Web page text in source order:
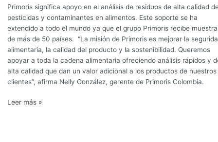
Primoris significa apoyo en el análisis de residuos de alta calidad
pesticidas y contaminantes en alimentos. Este soporte se ha
extendido a todo el mundo ya que el grupo Primoris recibe
de más de 50 países. “La misión de Primoris es mejorar la
alimentaria, la calidad del producto y la sostenibilidad. Queremos
apoyar a toda la cadena alimentaria ofreciendo análisis rápidos y
alta calidad que dan un valor adicional a los productos de nuestros
clientes”, afirma Nelly González, gerente de Primoris Colombia.
de
residuos
de
pesticidas
y
contaminantes
Leer más »